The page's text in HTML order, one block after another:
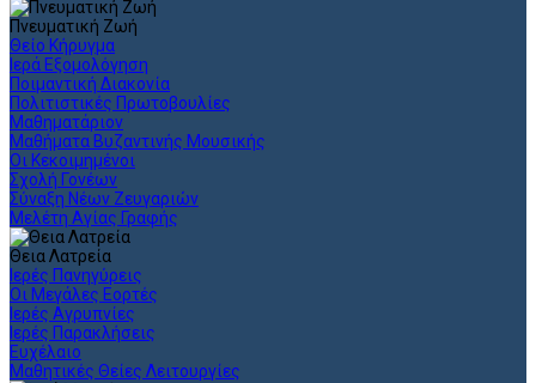
Πνευματική Ζωή
Θείο Κήρυγμα
Ιερά Εξομολόγηση
Ποιμαντική Διακονία
Πολιτιστικές Πρωτοβουλίες
Μαθηματάριον
Μαθήματα Βυζαντινής Μουσικής
Οι Κεκοιμημένοι
Σχολή Γονέων
Σύναξη Νέων Ζευγαριών
Μελέτη Αγίας Γραφής
Θεια Λατρεία
Ιερές Πανηγύρεις
Οι Μεγάλες Εορτές
Ιερές Αγρυπνίες
Ιερές Παρακλήσεις
Ευχέλαιο
Μαθητικές Θείες Λειτουργίες